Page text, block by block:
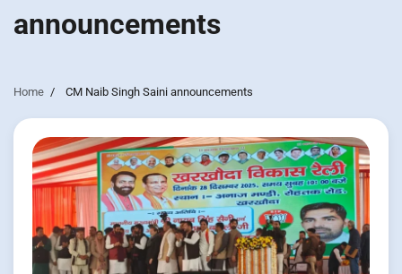
announcements
Home CM Naib Singh Saini announcements